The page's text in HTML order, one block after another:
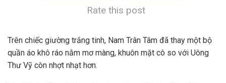
Rate this post
Trên chiếc giường trắng tinh, Nam Trân Tâm đã thay một bộ
quần áo khô ráo nằm mơ màng, khuôn mặt cô so với Uông
Thư Vỹ còn nhợt nhạt hơn.